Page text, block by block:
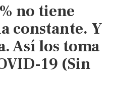
de
personas
en
el
mundo
NO
no tiene
constante. Y
Así los toma
19 (Sin